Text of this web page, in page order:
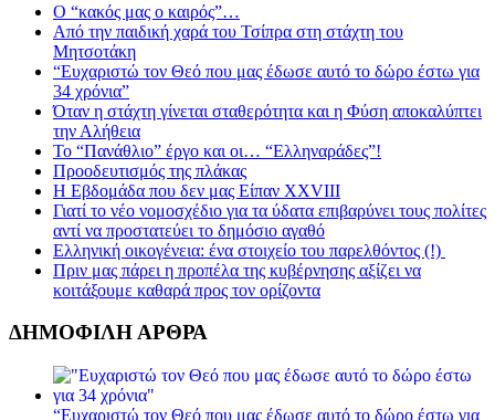
Ο “κακός μας ο καιρός”…
Από την παιδική χαρά του Τσίπρα στη στάχτη του
Μητσοτάκη
“Ευχαριστώ τον Θεό που μας έδωσε αυτό το δώρο έστω για
34 χρόνια”
Όταν η στάχτη γίνεται σταθερότητα και η Φύση αποκαλύπτει
την Αλήθεια
Το “Πανάθλιο” έργο και οι… “Ελληναράδες”!
Προοδευτισμός της πλάκας
Η Εβδομάδα που δεν μας Είπαν XXVIII
Γιατί το νέο νομοσχέδιο για τα ύδατα επιβαρύνει τους πολίτες
αντί να προστατεύει το δημόσιο αγαθό
Ελληνική οικογένεια: ένα στοιχείο του παρελθόντος (!)
Πριν μας πάρει η προπέλα της κυβέρνησης αξίζει να
κοιτάξουμε καθαρά προς τον ορίζοντα
ΔΗΜΟΦΙΛΗ ΑΡΘΡΑ
“Ευχαριστώ τον Θεό που μας έδωσε αυτό το δώρο έστω για